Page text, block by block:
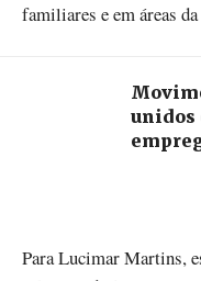
familiares e em áreas
unidos
Para Lucimar Martins,